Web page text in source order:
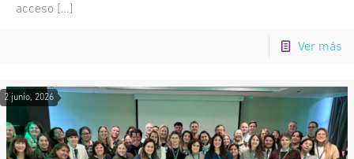
acceso […]
Ver más
2 junio, 2026